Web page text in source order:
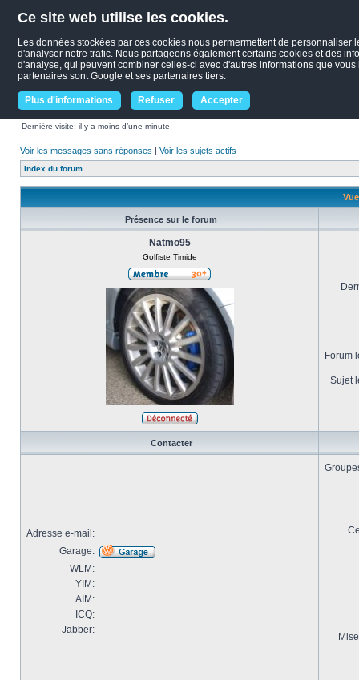
Ce site web utilise les cookies.
Les données stockées par ces cookies nous permermettent de
d'analyser notre trafic. Nous partageons également certains cookies et des
d'analyse, qui peuvent combiner celles-ci avec d'autres informations que
partenaires sont Google et ses partenaires tiers.
Plus d'informations Refuser Accepter
Dernière visite: il y a moins d’une minute
Voir les messages sans réponses | Voir les sujets actifs
Index du forum
Présence sur le forum
Natmo95
Golfiste Timide
Forum
Sujet
Contacter
Adresse e-mail:
Garage:
WLM:
YIM:
AIM:
ICQ:
Jabber: